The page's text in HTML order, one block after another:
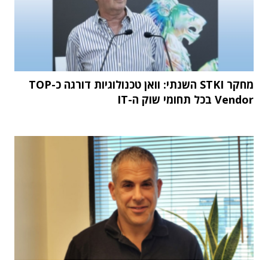
מחקר STKI השנתי: וואן טכנולוגיות דורגה כ-TOP
Vendor בכל תחומי שוק ה-IT